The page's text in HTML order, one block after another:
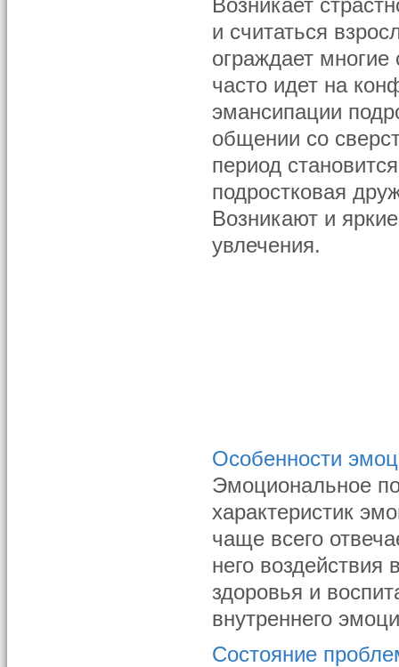
Возникает
и считаться
ограждает
часто идет на
эмансипации
общении со
период
подростковая
Возникают и
увлечения.
Особенности
Эмоциональное
характеристик
чаще всего
него воздействия
здоровья и
внутреннего
Состояние